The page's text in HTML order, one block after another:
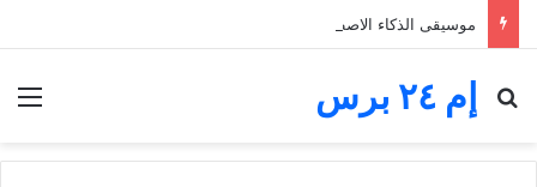
إم ٢٤ برس
بحث عن